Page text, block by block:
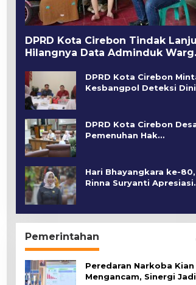
DPRD Kota Cirebon Tindak
Hilangnya Data Adminduk
DPRD Kota Cirebon
Kesbangpol Deteksi Dini
DPRD Kota Cirebon
Pemenuhan Hak
Hari Bhayangkara ke-80,
Rinna Suryanti Apresiasi
Pemerintahan
Peredaran Narkoba Kian
Mengancam, Sinergi Jadi